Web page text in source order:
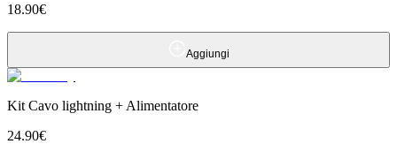
18.90€
Aggiungi
Kit Cavo lightning + Alimentatore
24.90€